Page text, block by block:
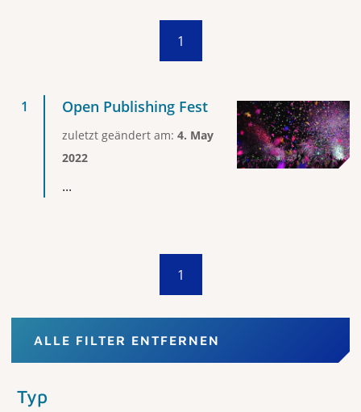
1
Open Publishing Fest
zuletzt geändert am: 4. May
2022
...
1
ALLE FILTER ENTFERNEN
Typ